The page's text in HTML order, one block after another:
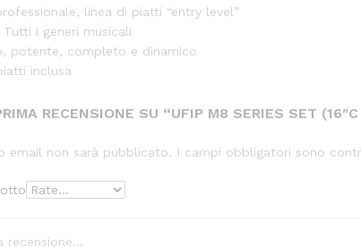
linea di piatti “entry level”
i generi musicali
potente, completo e dinamico
inclusa
RECENSIONE SU “UFIP M8 SERIES SET
email non sarà pubblicato. I campi obbligatori sono